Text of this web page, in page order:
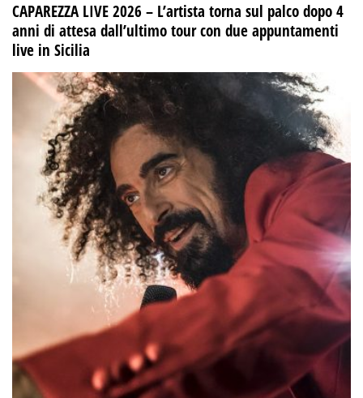
CAPAREZZA LIVE 2026 – L’artista torna sul palco dopo 4
anni di attesa dall’ultimo tour con due appuntamenti
live in Sicilia